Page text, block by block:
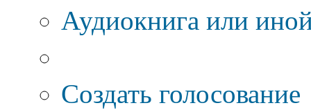
Аудиокнига или
Создать голосование